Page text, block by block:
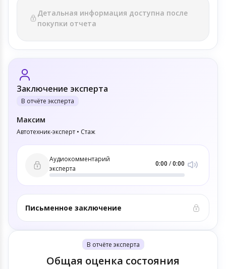
Детальная информация доступна после
покупки отчета
Заключение эксперта
В отчёте эксперта
Максим
Автотехник-эксперт • Стаж
Аудиокомментарий
эксперта
0:00 /0:00
Письменное заключение
В отчёте эксперта
Общая оценка состояния